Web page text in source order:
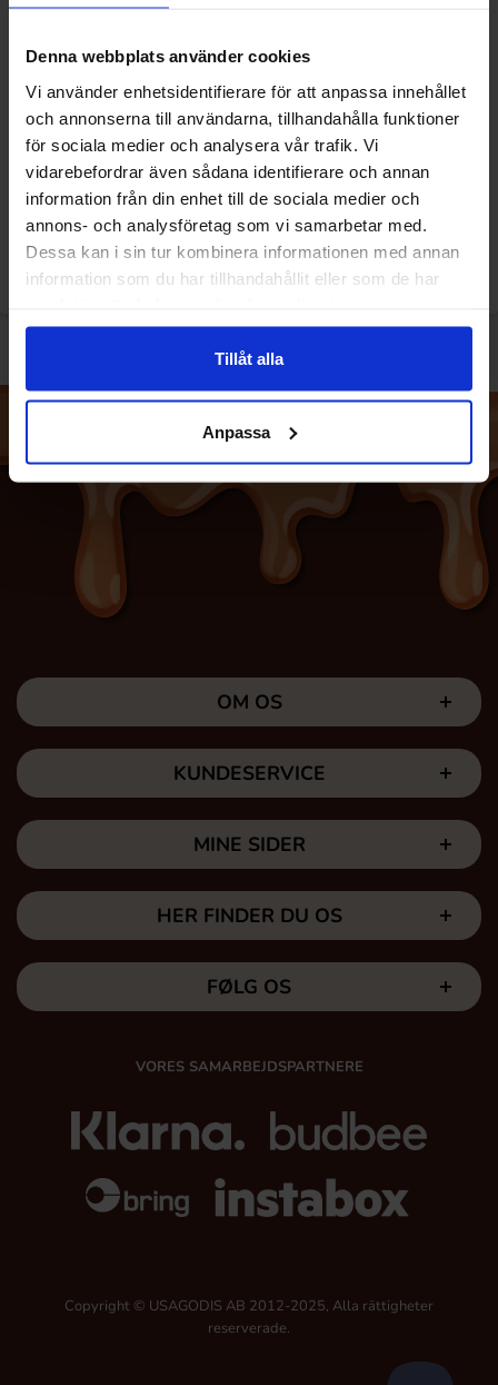
Denna webbplats använder cookies
Vi använder enhetsidentifierare för att anpassa innehållet
och annonserna till användarna, tillhandahålla funktioner
för sociala medier och analysera vår trafik. Vi
vidarebefordrar även sådana identifierare och annan
information från din enhet till de sociala medier och
annons- och analysföretag som vi samarbetar med.
Dessa kan i sin tur kombinera informationen med annan
information som du har tillhandahållit eller som de har
Tillåt alla
Anpassa
Crawie Green Apple 120g
24.90 kr
Crawie Sour Cola 120g
24.90 kr
OM OS
KUNDESERVICE
MINE SIDER
HER FINDER DU OS
FØLG OS
VORES SAMARBEJDSPARTNERE
Copyright © USAGODIS AB 2012-2025, Alla rättigheter
reserverade.